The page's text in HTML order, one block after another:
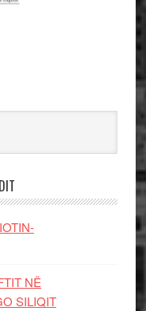
NË
SILIQIT